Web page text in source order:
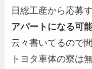
日総工産から応募
アパートになる可
云々書いてるので
トヨタ車体の寮は